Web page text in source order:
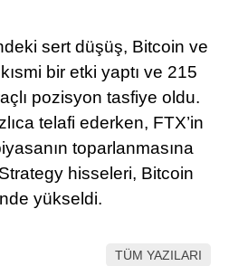
Telegram
sert düşüş, Bitcoin ve
bir etki yaptı ve 215
pozisyon tasfiye oldu.
telafi ederken, FTX’in
toparlanmasına
hisseleri, Bitcoin
yükseldi.
TÜM YAZILARI